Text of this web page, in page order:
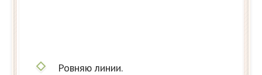
Ровняю линии.